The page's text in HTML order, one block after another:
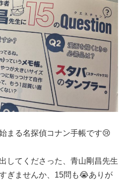
まる名探偵コナン手帳です😢
してくださった、青山剛昌先生
ぎませんか、15問も😭ありが